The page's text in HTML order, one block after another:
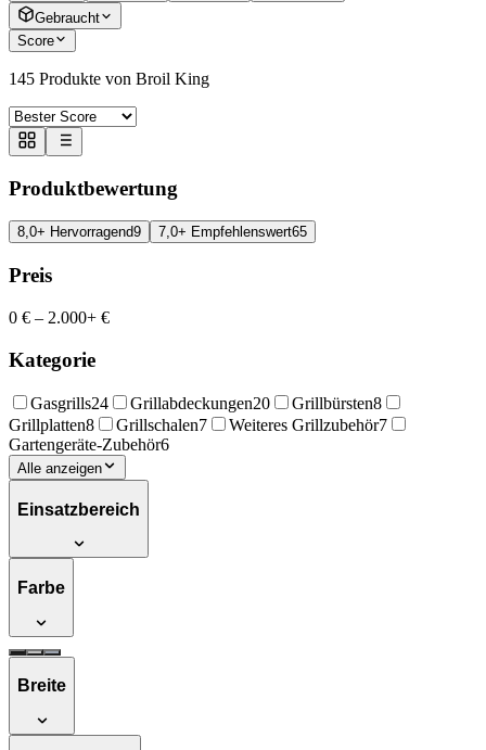
Gebraucht
Score
145 Produkte von Broil King
Produktbewertung
8,0+ Hervorragend9 7,0+ Empfehlenswert65
Preis
0 € – 2.000+ €
Kategorie
Gasgrills24 Grillabdeckungen20 Grillbürsten8
Grillplatten8 Grillschalen7 Weiteres Grillzubehör7
Gartengeräte-Zubehör6
Alle anzeigen
Einsatzbereich
Farbe
Breite